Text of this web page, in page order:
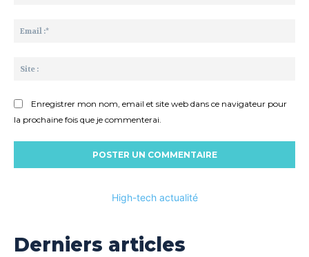
Enregistrer mon nom, email et site web dans ce navigateur pour
la prochaine fois que je commenterai.
High-tech actualité
Derniers articles